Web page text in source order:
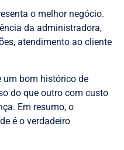
o melhor negócio.
da administradora,
atendimento ao cliente
um bom histórico de
do que outro com custo
Em resumo, o
é o verdadeiro